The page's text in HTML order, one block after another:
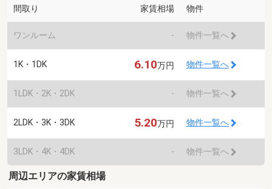
間取り 家賃相場 物件
ワンルーム - 物件一覧へ
1K・1DK 6.10万円 物件一覧へ
1LDK・2K・2DK - 物件一覧へ
2LDK・3K・3DK 5.20万円 物件一覧へ
3LDK・4K・4DK - 物件一覧へ
周辺エリアの家賃相場